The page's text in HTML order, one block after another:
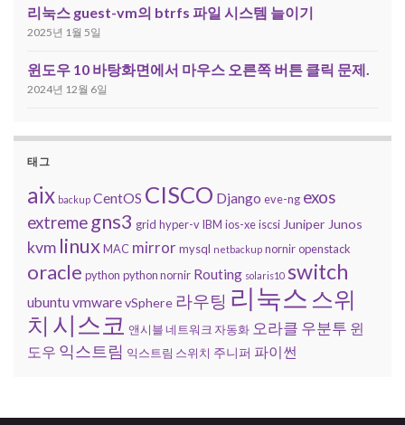
리눅스 guest-vm의 btrfs 파일 시스템 늘이기
2025년 1월 5일
윈도우 10 바탕화면에서 마우스 오른쪽 버튼 클릭 문제.
2024년 12월 6일
태그
aix backup CentOS CISCO Django eve-ng exos
extreme gns3 grid hyper-vIBM ios-xeiscsi Juniper Junos
kvm linuxMAC mirror mysql netbackup norniropenstack
oracle python python nornir Routing solaris10 switch
ubuntuvmwarevSphere 라우팅 리눅스 스위
치 시스코 앤시블 네트워크 자동화 오라클 우분투 윈
도우 익스트림 익스트림 스위치 주니퍼 파이썬